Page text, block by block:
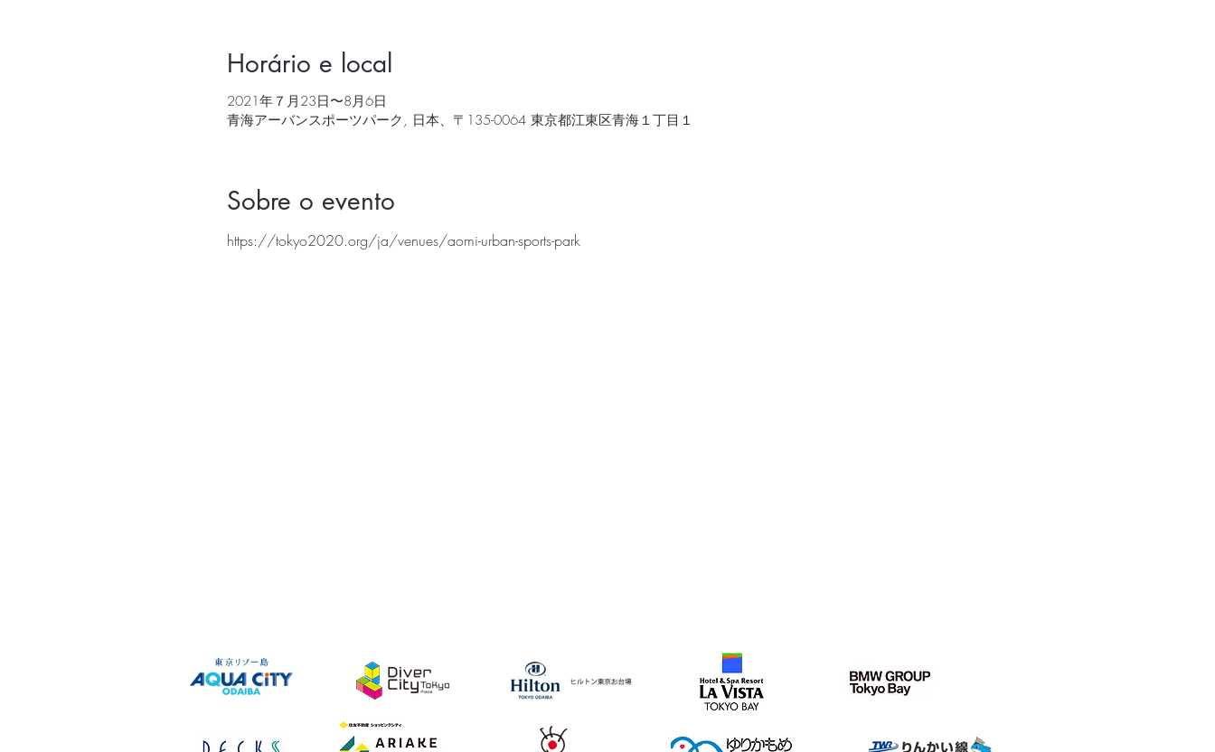
Horário e local
2021年７月23日〜8月6日
青海アーバンスポーツパーク, 日本、〒135-0064 東京都江東区青海１丁目１
Sobre o evento
https://tokyo2020.org/ja/venues/aomi-urban-sports-park